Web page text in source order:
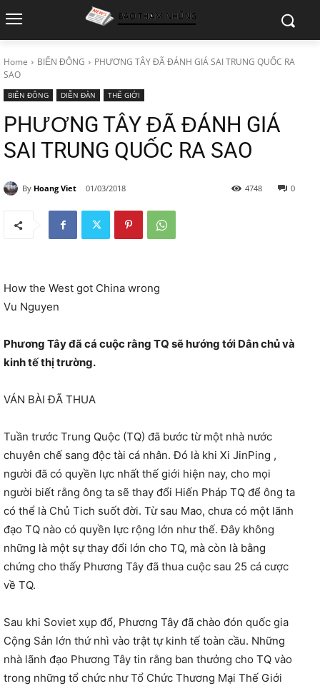
Home BIỂN ĐÔNG
PHƯƠNG TÂY ĐÃ ĐÁNH GIÁ SAI TRUNG QUỐC RA
SAO
BIỂN ĐÔNG DIỄN ĐÀN THẾ GIỚI
PHƯƠNG TÂY ĐÃ ĐÁNH GIÁ
SAI TRUNG QUỐC RA SAO
By Hoang Viet 01/03/2018 0
4748
How the West got China wrong
Vu Nguyen
Phương Tây đã cá cuộc rằng TQ sẽ hướng tới Dân chủ và
kinh tế thị trường.
VÁN BÀI ĐÃ THUA
Tuần trước Trung Quộc (TQ) đã bước từ một nhà nước
chuyên chế sang độc tài cá nhân. Đó là khi Xi JinPing ,
người đã có quyền lực nhất thế giới hiện nay, cho mọi
người biết rằng ông ta sẽ thay đổi Hiến Pháp TQ để ông ta
có thể là Chủ Tich suốt đời. Từ sau Mao, chưa có một lãnh
đạo TQ nào có quyền lực rộng lớn như thế. Đây không
những là một sự thay đổi lớn cho TQ, mà còn là bằng
chứng cho thấy Phương Tây đã thua cuộc sau 25 cá cược
về TQ.
Sau khi Soviet xụp đổ, Phương Tây đã chào đón quốc gia
Cộng Sản lớn thứ nhì vào trật tự kinh tế toàn cầu. Những
nhà lãnh đạo Phương Tây tin rằng ban thưởng cho TQ vào
trong những tổ chức như Tổ Chức Thương Mại Thế Giới